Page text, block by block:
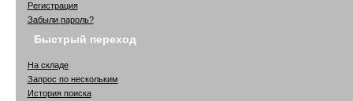
Регистрация
Забыли пароль?
Быстрый переход
На складе
Запрос по нескольким
История поиска